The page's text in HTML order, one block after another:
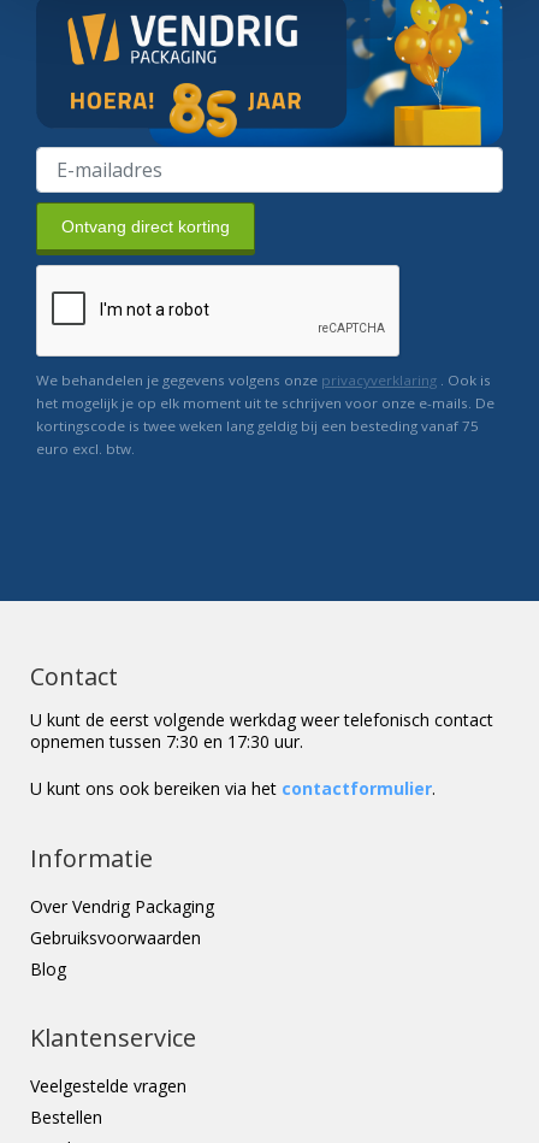
Ontvang direct korting
We behandelen je gegevens volgens onze privacyverklaring . Ook is
het mogelijk je op elk moment uit te schrijven voor onze e-mails. De
kortingscode is twee weken lang geldig bij een besteding vanaf 75
euro excl. btw.
Contact
U kunt de eerst volgende werkdag weer telefonisch contact
opnemen tussen 7:30 en 17:30 uur.
U kunt ons ook bereiken via het contactformulier.
Informatie
Over Vendrig Packaging
Gebruiksvoorwaarden
Blog
Klantenservice
Veelgestelde vragen
Bestellen